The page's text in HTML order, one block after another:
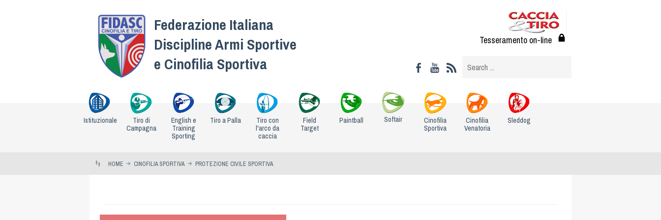
Federazione Italiana
Discipline Armi Sportive
e Cinofilia Sportiva
Tesseramento on-line
Istituzionale
Tiro di
Campagna
English e
Training
Sporting
Tiro a Palla
Tiro con
l'arco da
caccia
Field
Target
Paintball Softair
Cinofilia
Sportiva
Cinofilia
Venatoria
Sleddog
HOME CINOFILIA SPORTIVA PROTEZIONE CIVILE SPORTIVA